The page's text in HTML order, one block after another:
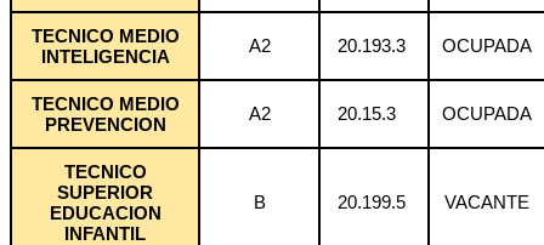
TECNICO MEDIO
INTELIGENCIA
A2 20.193.3 OCUPADA
TECNICO MEDIO
PREVENCION
A2 20.15.3 OCUPADA
TECNICO
SUPERIOR
EDUCACION
INFANTIL
B 20.199.5 VACANTE